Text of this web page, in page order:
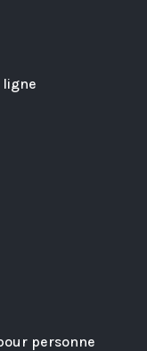
ligne
personne